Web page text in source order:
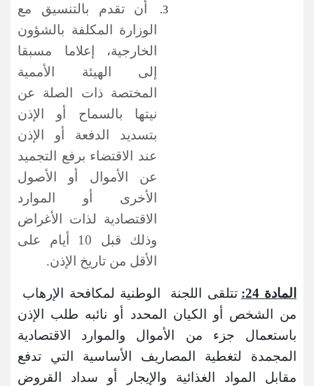
أن تقدم بالتنسيق مع
الوزارة المكلفة بالشؤون
الخارجية، إعلاما مسبقا
إلى الهيئة الأممية
المختصة ذات الصلة عن
نيتها بالسماح أو الإذن
بتسديد الدفعة أو الإذن
عند الاقتضاء برفع التجميد
عن الأموال أو الأصول
الأخرى أو الموارد
الاقتصادية لذات الأغراض
وذلك قبل 10 أيام على
الأقل من تاريخ الإذن.
المادة 24:
تتلقى اللجنة الوطنية لمكافحة الإرهاب
من الشخص أو الكيان المحدد أو نائبه طلب الإذن
باستعمال جزء من الأموال والموارد الاقتصادية
المجمدة لتغطية المصاريف الأساسية التي تدفع
مقابل المواد الغذائية والإيجار أو سداد القروض